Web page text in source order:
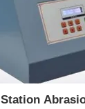
Station